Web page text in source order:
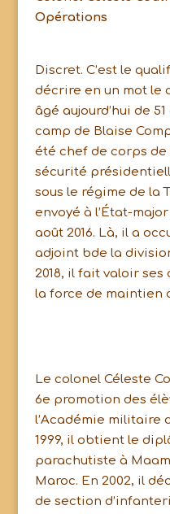
Opérations
Discret. C’est le
décrire en un mot le
âgé aujourd’hui de
camp de Blaise
été chef de corps de
sécurité
sous le régime de la
envoyé à l’État-
août 2016. Là, il a
adjoint bde la
2018, il fait valoir
la force de maintien
Le colonel Céleste
6e promotion des
l’Académie militaire
1999, il obtient le
parachutiste à
Maroc. En 2002, il
de section